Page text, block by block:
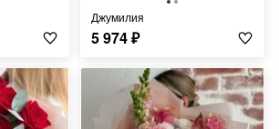
Джумилия
5 974₽